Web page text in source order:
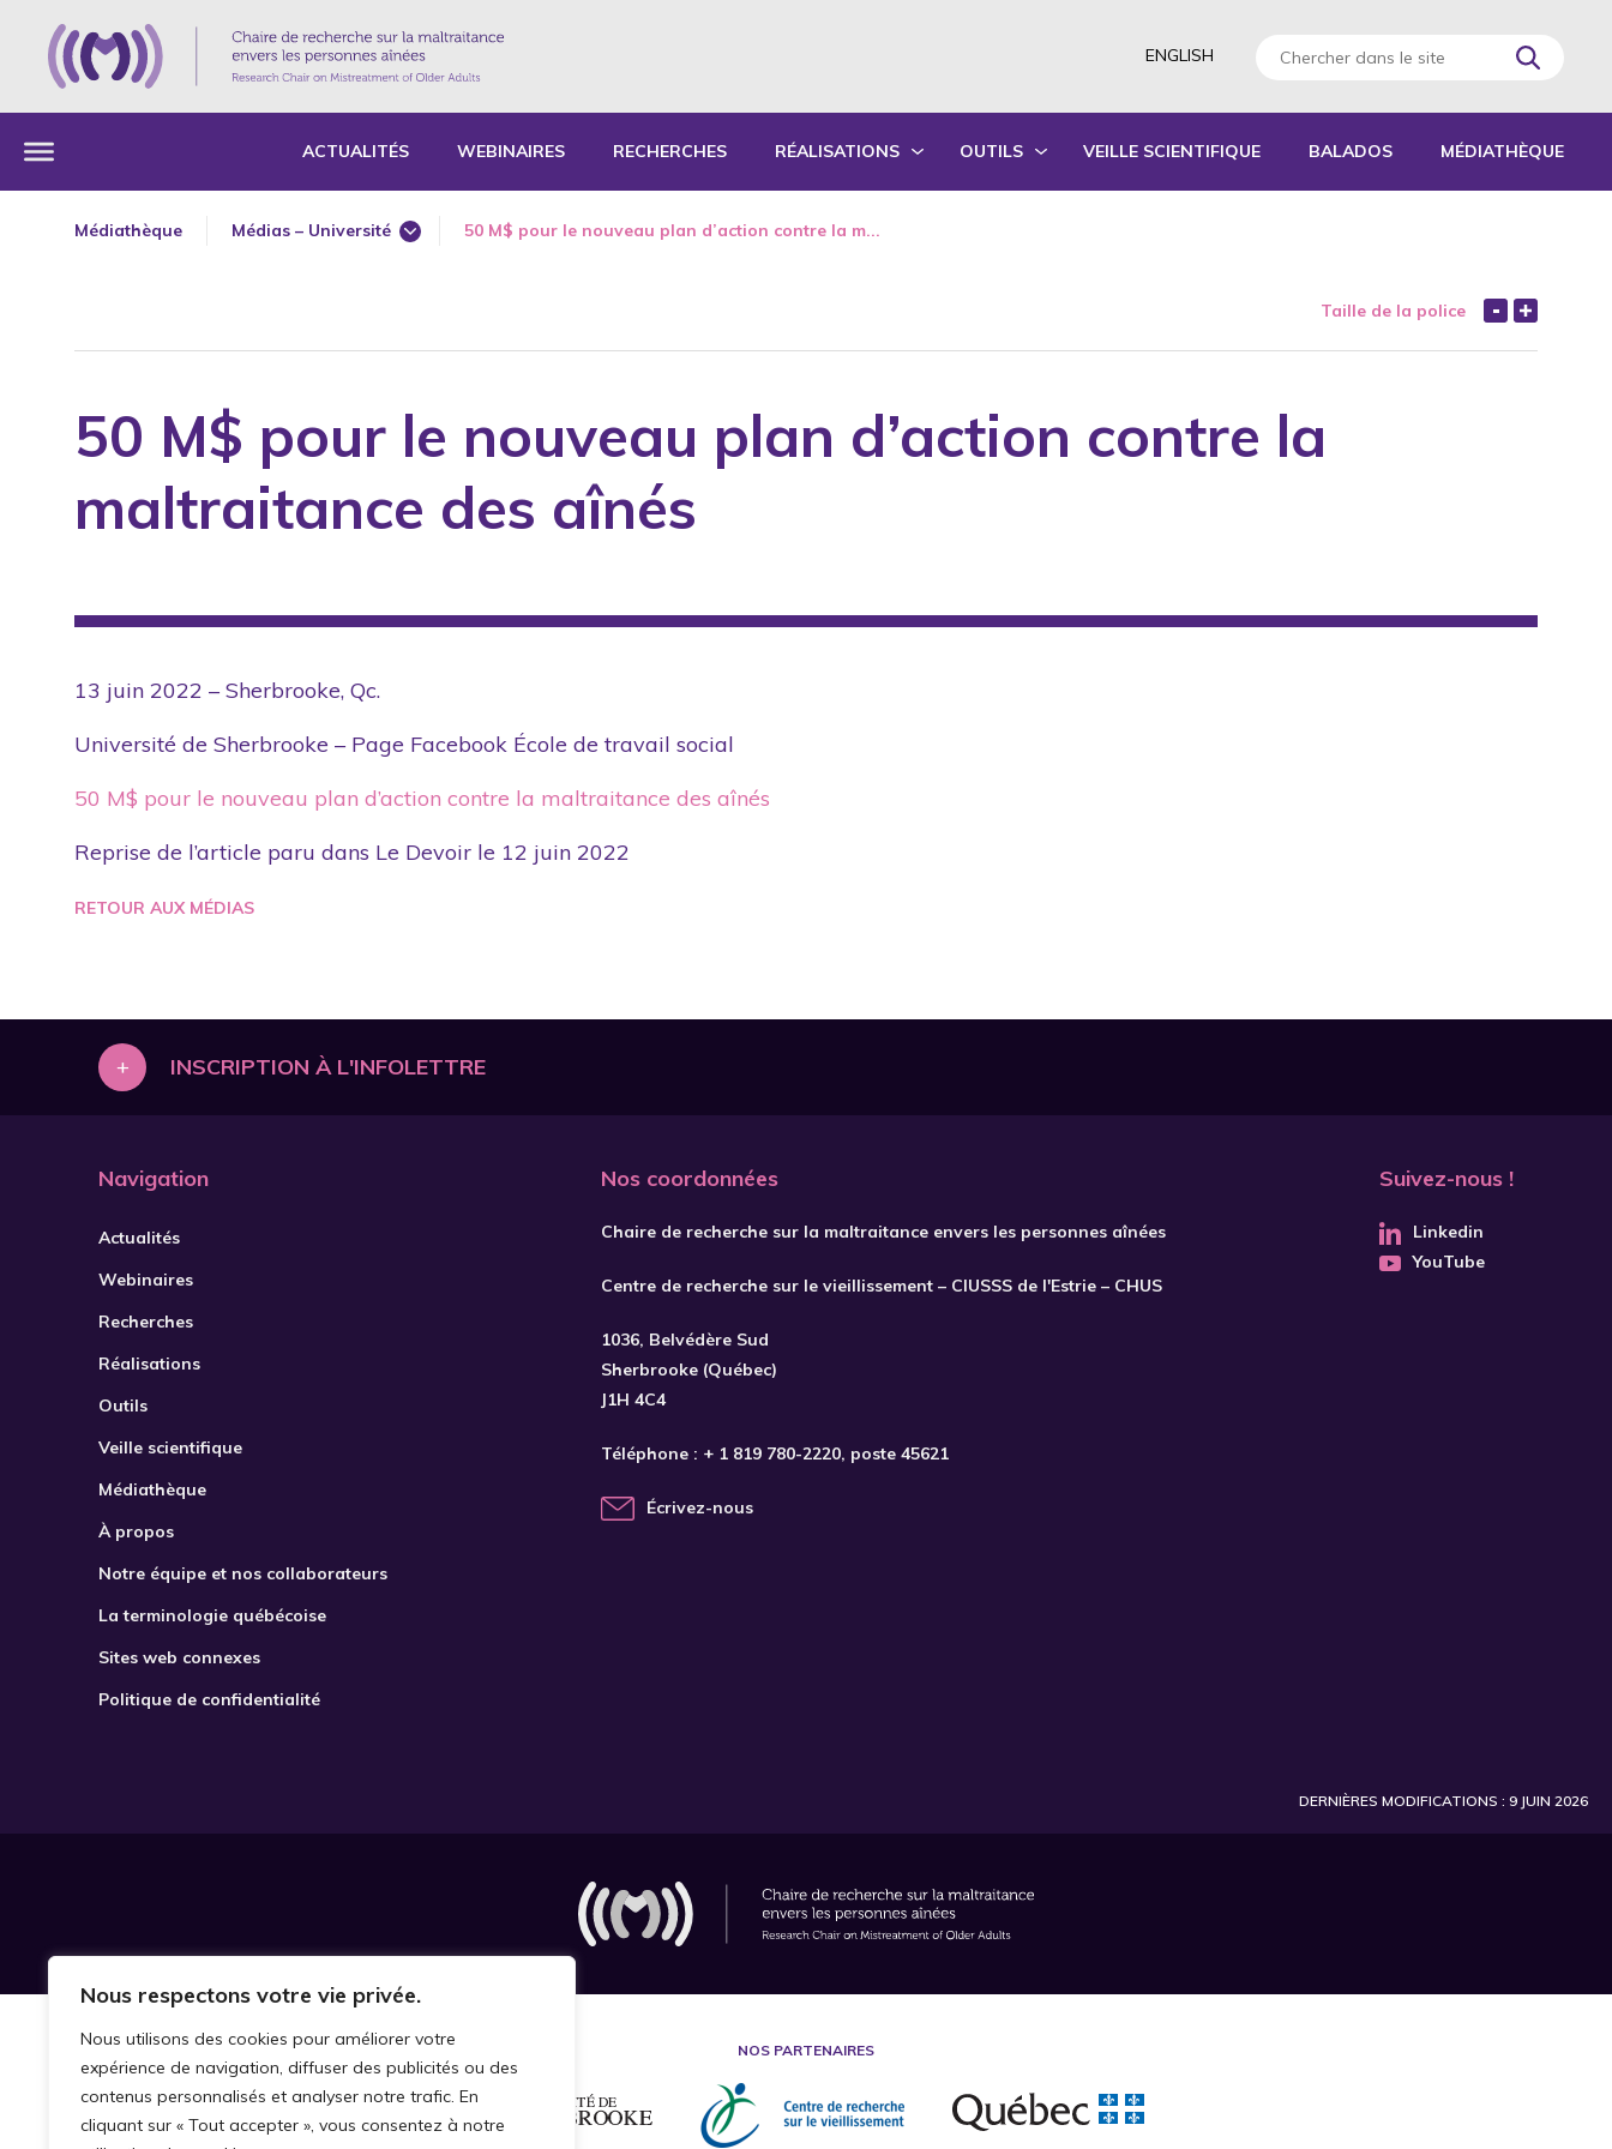
Nous respectons votre vie privée.
Nous utilisons des cookies pour améliorer votre
expérience de navigation, diffuser des publicités ou des
contenus personnalisés et analyser notre trafic. En
cliquant sur « Tout accepter », vous consentez à notre
ENGLISH
ACTUALITÉS WEBINAIRES RECHERCHES RÉALISATIONS OUTILS VEILLE SCIENTIFIQUE BALADOS MÉDIATHÈQUE
Médiathèque
Médias – Université
Radio
Web
50 M$ pour le nouveau plan d’action contre la m...
Taille de la police
50 M$ pour le nouveau plan d’action contre la
maltraitance des aînés
13 juin 2022 – Sherbrooke, Qc.
Université de Sherbrooke – Page Facebook École de travail social
50 M$ pour le nouveau plan d’action contre la maltraitance des aînés
Reprise de l’article paru dans Le Devoir le 12 juin 2022
RETOUR AUX MÉDIAS
+ INSCRIPTION À L'INFOLETTRE
Navigation
Actualités
Webinaires
Recherches
Réalisations
Outils
Veille scientifique
Médiathèque
À propos
Notre équipe et nos collaborateurs
La terminologie québécoise
Sites web connexes
Politique de confidentialité
Nos coordonnées
Chaire de recherche sur la maltraitance envers les personnes aînées
Centre de recherche sur le vieillissement – CIUSSS de l'Estrie – CHUS
1036, Belvédère Sud
Sherbrooke (Québec)
J1H 4C4
Téléphone : + 1 819 780-2220, poste 45621
Écrivez-nous
Suivez-nous !
Linkedin
YouTube
DERNIÈRES MODIFICATIONS : 9 JUIN 2026
NOS PARTENAIRES